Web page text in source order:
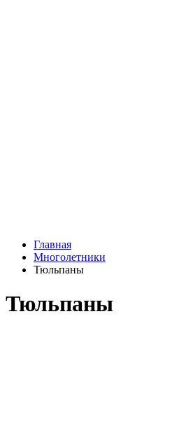
Главная
Многолетники
Тюльпаны
Тюльпаны